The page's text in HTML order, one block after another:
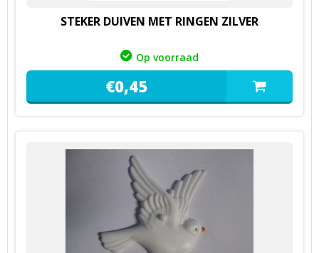
STEKER DUIVEN MET RINGEN ZILVER
Op voorraad
€0,45